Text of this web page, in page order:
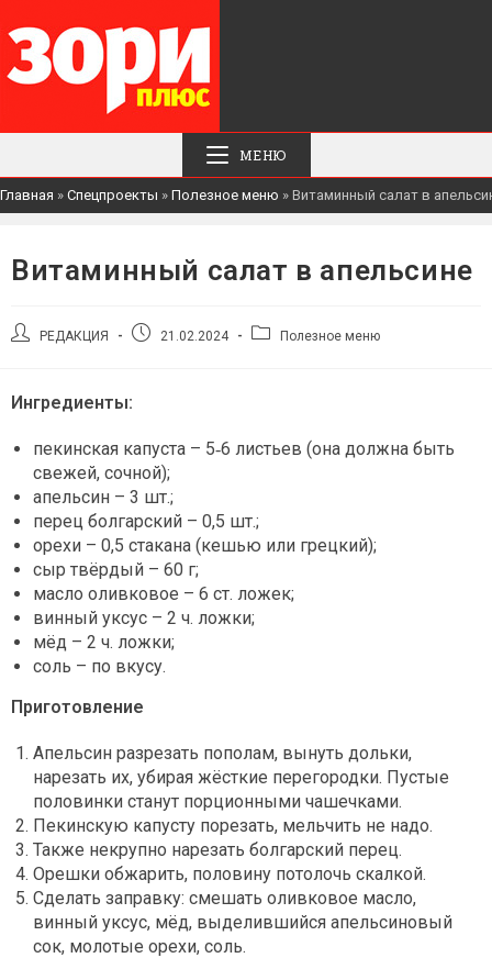
МЕНЮ
Главная » Спецпроекты » Полезное меню » Витаминный салат в
Витаминный салат в апельсине
АвторРЕДАКЦИЯ
Запись21.02.2024
РубрикаПолезное меню
Ингредиенты:
пекинская капуста – 5‑6 листьев (она должна быть
свежей, сочной);
апельсин – 3 шт.;
перец болгарский – 0,5 шт.;
орехи – 0,5 стакана (кешью или грецкий);
сыр твёрдый – 60 г;
масло оливковое – 6 ст. ложек;
винный уксус – 2 ч. ложки;
мёд – 2 ч. ложки;
соль – по вкусу.
Приготовление
Апельсин разрезать пополам, вынуть дольки,
нарезать их, убирая жёсткие перегородки. Пустые
половинки станут порционными чашечками.
Пекинскую капусту порезать, мельчить не надо.
Также некрупно нарезать болгарский перец.
Орешки обжарить, половину потолочь скалкой.
Сделать заправку: смешать оливковое масло,
винный уксус, мёд, выделившийся апельсиновый
сок, молотые орехи, соль.